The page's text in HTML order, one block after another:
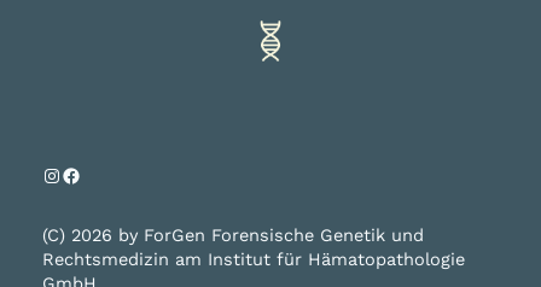
Instagram
Facebook
(C) 2026 by ForGen Forensische Genetik und
Rechtsmedizin am Institut für Hämatopathologie